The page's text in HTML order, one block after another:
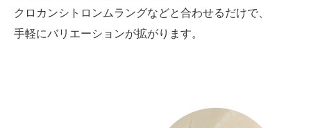
クロカンシトロンムラングなどと合わせるだけで、
手軽にバリエーションが拡がります。